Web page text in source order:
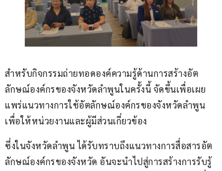
สำหรับกิจกรรมถ่ายทอดองค์ความรู้ด้านการสร้างอัต
ลักษณ์องค์กรของจังหวัดลำพูนในครั้งนี้ จัดขึ้นเพื่อเผย
แพร่แนวทางการใช้อัตลักษณ์องค์กรของจังหวัดลำพูน
เพื่อให้หน่วยงานและผู้มีส่วนเกี่ยวข้อง
ซึ่งในจังหวัดลำพูน ได้รับทราบถึงแนวทางการสื่อสารอัต
ลักษณ์องค์กรของจังหวัด อันจะนำไปสู่การสร้างการรับรู้